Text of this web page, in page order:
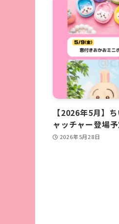
【2026年5月】
ャッチャー登場
2026年5月28日